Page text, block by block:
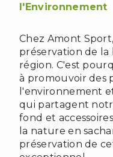
l'Environnement
Chez Amont
préservation de
région. C'est
à promouvoir des
l'environnement
qui partagent
fond et
la nature en
préservation de